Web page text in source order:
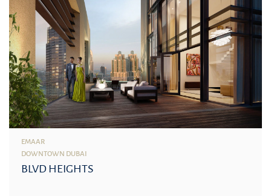
EMAAR
DOWNTOWN DUBAI
BLVD HEIGHTS